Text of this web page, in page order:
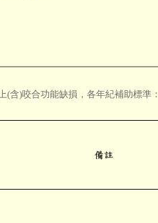
(含)咬合功能缺損，各年紀補助標準：